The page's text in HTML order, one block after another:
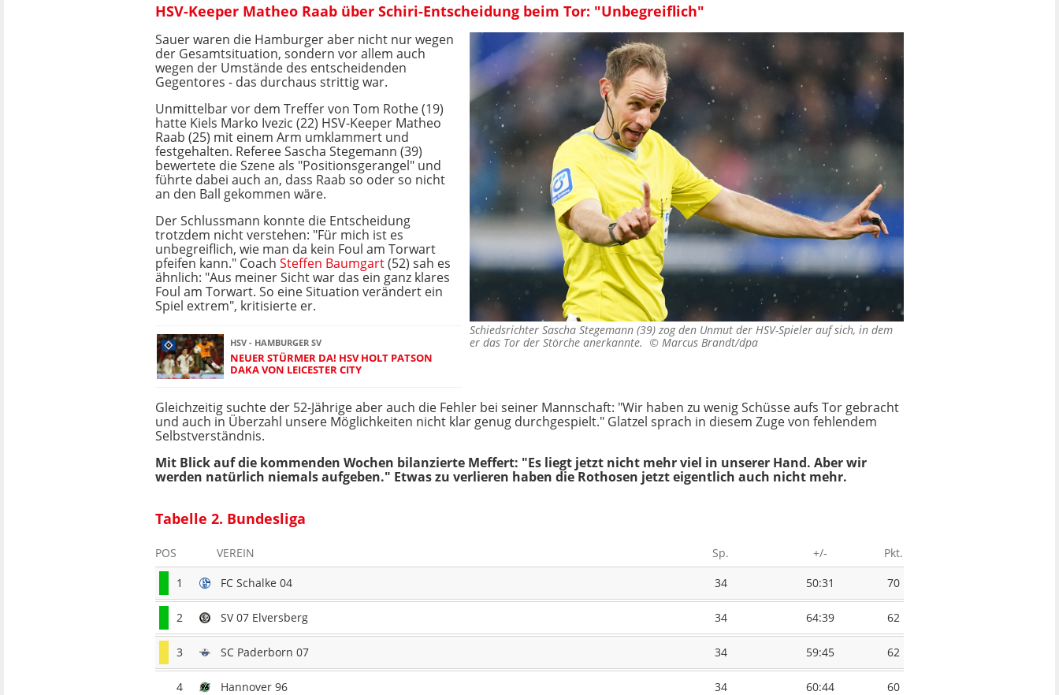
HSV-Keeper Matheo Raab über Schiri-Entscheidung beim Tor: "Unbegreiflich"
Schiedsrichter Sascha Stegemann (39) zog den Unmut der HSV-Spieler auf sich, in dem
er das Tor der Störche anerkannte. © Marcus Brandt/dpa
Sauer waren die Hamburger aber nicht nur wegen
der Gesamtsituation, sondern vor allem auch
wegen der Umstände des entscheidenden
Gegentores - das durchaus strittig war.
Unmittelbar vor dem Treffer von Tom Rothe (19)
hatte Kiels Marko Ivezic (22) HSV-Keeper Matheo
Raab (25) mit einem Arm umklammert und
festgehalten. Referee Sascha Stegemann (39)
bewertete die Szene als "Positionsgerangel" und
führte dabei auch an, dass Raab so oder so nicht
an den Ball gekommen wäre.
Der Schlussmann konnte die Entscheidung
trotzdem nicht verstehen: "Für mich ist es
unbegreiflich, wie man da kein Foul am Torwart
pfeifen kann." Coach Steffen Baumgart(52) sah es
ähnlich: "Aus meiner Sicht war das ein ganz klares
Foul am Torwart. So eine Situation verändert ein
Spiel extrem", kritisierte er.
HSV - HAMBURGER SV
NEUER STÜRMER DA! HSV HOLT PATSON
DAKA VON LEICESTER CITY
Gleichzeitig suchte der 52-Jährige aber auch die Fehler bei seiner Mannschaft: "Wir haben zu wenig Schüsse aufs Tor gebracht
und auch in Überzahl unsere Möglichkeiten nicht klar genug durchgespielt." Glatzel sprach in diesem Zuge von fehlendem
Selbstverständnis.
Mit Blick auf die kommenden Wochen bilanzierte Meffert: "Es liegt jetzt nicht mehr viel in unserer Hand. Aber wir
werden natürlich niemals aufgeben." Etwas zu verlieren haben die Rothosen jetzt eigentlich auch nicht mehr.
Tabelle 2. Bundesliga
POS VEREIN Sp. +/-
Pkt.
1
FC Schalke 04 34 50:31 70
2 SV 07 Elversberg 34 64:39 62
3 SC Paderborn 07 34 59:45 62
4 Hannover 96 34 60:44 60